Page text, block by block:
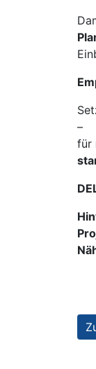
–
für